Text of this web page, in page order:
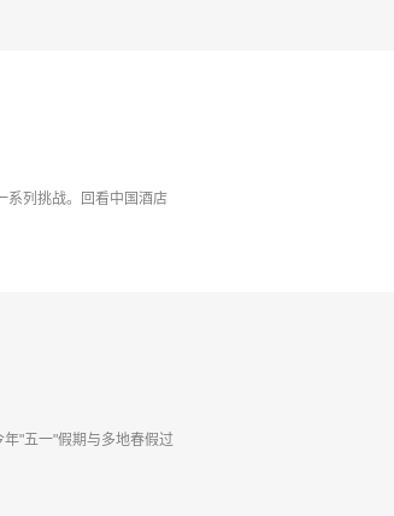
系列挑战。回看中国酒店
"五一"假期与多地春假过